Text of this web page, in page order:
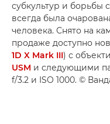
субкультур и борьбы
всегда была
человека. Снято на
продаже доступно
1D X Mark III) с
USM и следующими
f/3.2 и ISO 1000. ©